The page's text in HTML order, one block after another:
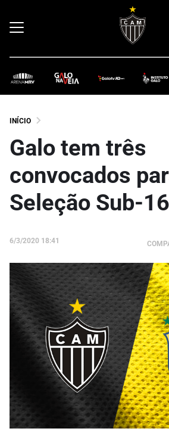
INÍCIO
Galo tem três
convocados
Seleção Sub-16
6/3/2020 18:41